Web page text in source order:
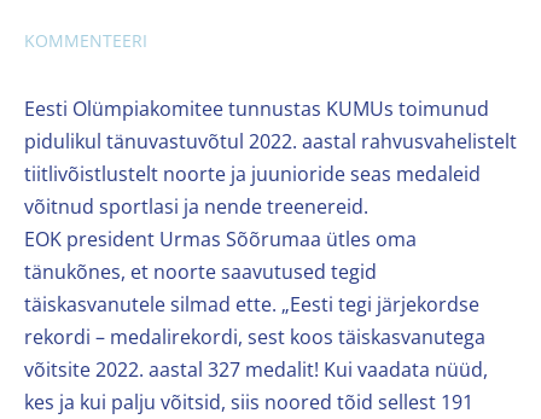
KOMMENTEERI
Eesti Olümpiakomitee tunnustas KUMUs toimunud
pidulikul tänuvastuvõtul 2022. aastal rahvusvahelistelt
tiitlivõistlustelt noorte ja juunioride seas medaleid
võitnud sportlasi ja nende treenereid.
EOK president Urmas Sõõrumaa ütles oma
tänukõnes, et noorte saavutused tegid
täiskasvanutele silmad ette. „Eesti tegi järjekordse
rekordi – medalirekordi, sest koos täiskasvanutega
võitsite 2022. aastal 327 medalit! Kui vaadata nüüd,
kes ja kui palju võitsid, siis noored tõid sellest 191